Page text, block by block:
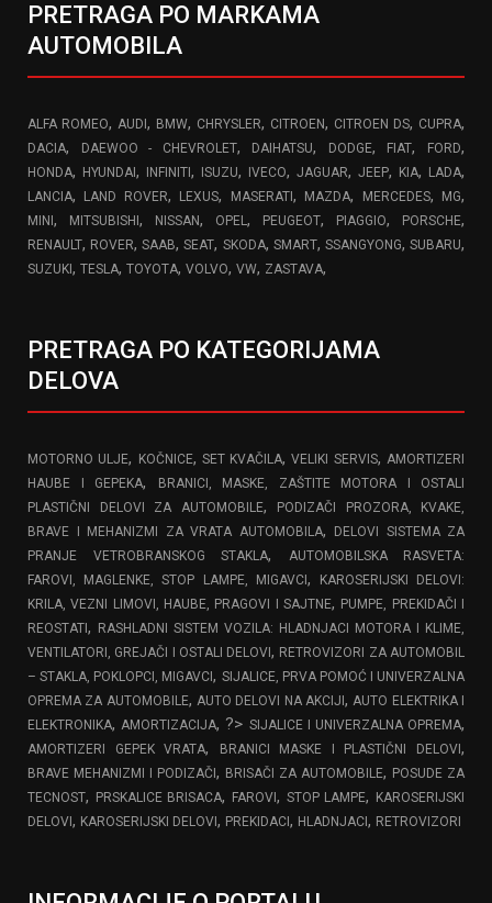
PRETRAGA PO MARKAMA
AUTOMOBILA
ALFA ROMEO, AUDI , BMW, CHRYSLER, CITROEN, CITROEN DS, CUPRA,
DACIA, DAEWOO - CHEVROLET, DAIHATSU, DODGE, FIAT, FORD,
HONDA, HYUNDAI , INFINITI , ISUZU, IVECO, JAGUAR, JEEP, KIA, LADA,
LANCIA, LAND ROVER, LEXUS, MASERATI , MAZDA, MERCEDES, MG,
MINI , MITSUBISHI , NISSAN, OPEL, PEUGEOT, PIAGGIO, PORSCHE,
RENAULT, ROVER,SAAB,SEAT, SKODA, SMART, SSANGYONG,SUBARU,
SUZUKI , TESLA, TOYOTA, VOLVO, VW, ZASTAVA,
PRETRAGA PO KATEGORIJAMA
DELOVA
MOTORNO ULJE, KOČNICE, SET KVAČILA,VELIKI SERVIS,AMORTIZERI
HAUBE I GEPEKA,
BRANICI, MASKE, ZAŠTITE MOTORA I OSTALI
PLASTIČNI DELOVI ZA AUTOMOBILE,
PODIZAČI PROZORA, KVAKE,
BRAVE I MEHANIZMI ZA VRATA AUTOMOBILA,
DELOVI SISTEMA ZA
PRANJE VETROBRANSKOG STAKLA,
AUTOMOBILSKA RASVETA:
FAROVI, MAGLENKE, STOP LAMPE, MIGAVCI ,
KAROSERIJSKI DELOVI:
KRILA, VEZNI LIMOVI, HAUBE, PRAGOVI I SAJTNE, PUMPE, PREKIDAČI I
REOSTATI ,
RASHLADNI SISTEM VOZILA: HLADNJACI MOTORA I KLIME,
VENTILATORI, GREJAČI I OSTALI DELOVI, RETROVIZORI ZA AUTOMOBIL
– STAKLA, POKLOPCI, MIGAVCI, SIJALICE, PRVA POMOĆ I UNIVERZALNA
OPREMA ZA AUTOMOBILE,AUTO DELOVI NA AKCIJI,AUTO ELEKTRIKA I
ELEKTRONIKA,AMORTIZACIJA, ?> SIJALICE I UNIVERZALNA OPREMA,
AMORTIZERI GEPEK VRATA, BRANICI MASKE I PLASTIČNI DELOVI,
BRAVE MEHANIZMI I PODIZAČI , BRISAČI ZA AUTOMOBILE, POSUDE ZA
TECNOST, PRSKALICE BRISACA, FAROVI, STOP LAMPE,
KAROSERIJSKI
DELOVI , KAROSERIJSKI DELOVI , PREKIDACI , HLADNJACI , RETROVIZORI